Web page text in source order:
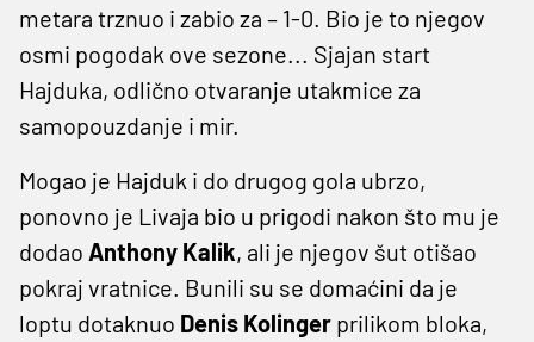
metara trznuo i zabio za – 1-0. Bio je to njegov
osmi pogodak ove sezone... Sjajan start
Hajduka, odlično otvaranje utakmice za
samopouzdanje i mir.
Mogao je Hajduk i do drugog gola ubrzo,
ponovno je Livaja bio u prigodi nakon što mu je
dodao Anthony Kalik, ali je njegov šut otišao
pokraj vratnice. Bunili su se domaćini da je
loptu dotaknuo Denis Kolinger prilikom bloka,